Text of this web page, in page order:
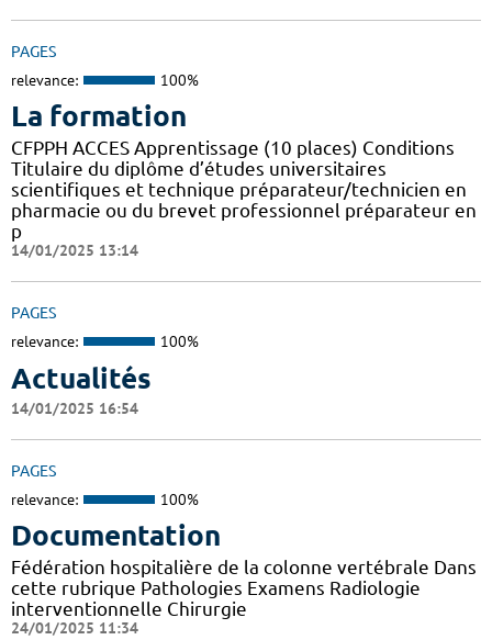
PAGES
relevance: 100%
La formation
CFPPH ACCES Apprentissage (10 places) Conditions
Titulaire du diplôme d’études universitaires
scientifiques et technique préparateur/technicien en
pharmacie ou du brevet professionnel préparateur en
p
14/01/2025 13:14
PAGES
relevance: 100%
Actualités
14/01/2025 16:54
PAGES
relevance: 100%
Documentation
Fédération hospitalière de la colonne vertébrale Dans
cette rubrique Pathologies Examens Radiologie
interventionnelle Chirurgie
24/01/2025 11:34